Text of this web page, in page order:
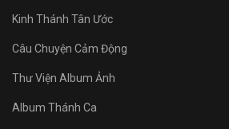
Kinh Thánh Tân Ước
Câu Chuyện Cảm Động
Thư Viện Album Ảnh
Album Thánh Ca